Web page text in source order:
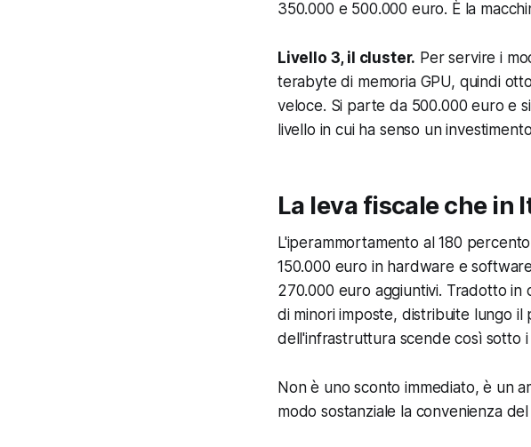
350.000 e 500.000 euro. È la
Livello 3, il cluster. Per servire i
terabyte di memoria GPU, quindi
veloce. Si parte da 500.000 euro e
livello in cui ha senso un
La leva fiscale che in
L'iperammortamento al 180
150.000 euro in hardware e
270.000 euro aggiuntivi. Tradotto in
di minori imposte, distribuite lungo
dell'infrastruttura scende così sotto i
Non è uno sconto immediato, è un
modo sostanziale la convenienza